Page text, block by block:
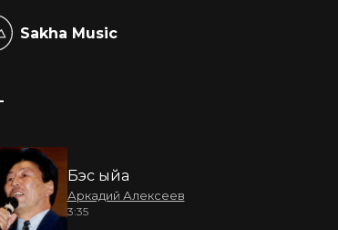
Sakha Music
Бэс ыйа
Аркадий Алексеев
3:35